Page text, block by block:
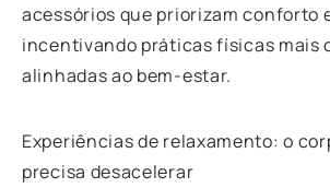
acessórios que priorizam conforto
incentivando práticas físicas mais
alinhadas ao bem-estar.
Experiências de relaxamento: o
precisa desacelerar